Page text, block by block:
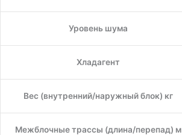
Уровень шума
Хладагент
Вес (внутренний/наружный блок) кг
Межблочные трассы (длина/перепад) м